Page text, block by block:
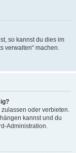
so kannst du dies im
verwalten“ machen.
oder verbieten.
kannst und du
Administration.